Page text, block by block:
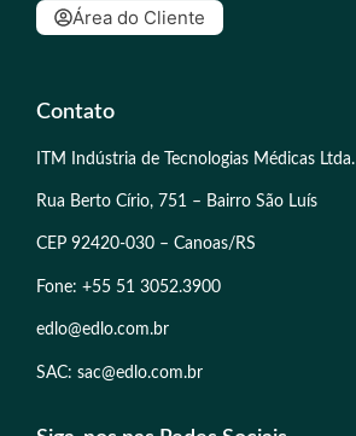
Área do Cliente
Contato
ITM Indústria de Tecnologias Médicas Ltda.
Rua Berto Círio, 751 – Bairro São Luís
CEP 92420-030 – Canoas/RS
Fone: +55 51 3052.3900
edlo@edlo.com.br
SAC: sac@edlo.com.br